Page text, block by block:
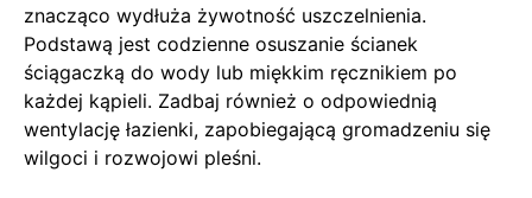
znacząco wydłuża żywotność uszczelnienia.
Podstawą jest codzienne osuszanie ścianek
ściągaczką do wody lub miękkim ręcznikiem po
każdej kąpieli. Zadbaj również o odpowiednią
wentylację łazienki, zapobiegającą gromadzeniu się
wilgoci i rozwojowi pleśni.